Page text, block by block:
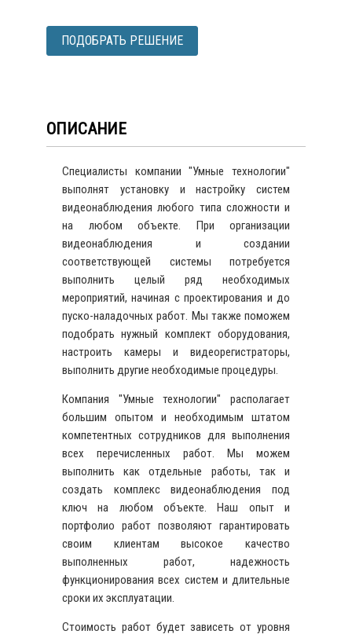
ПОДОБРАТЬ РЕШЕНИЕ
ОПИСАНИЕ
Специалисты компании "Умные технологии"
выполнят установку и настройку систем
видеонаблюдения любого типа сложности и
на любом объекте. При организации
видеонаблюдения и создании
соответствующей системы потребуется
выполнить целый ряд необходимых
мероприятий, начиная с проектирования и до
пуско-наладочных работ. Мы также поможем
подобрать нужный комплект оборудования,
настроить камеры и видеорегистраторы,
выполнить другие необходимые процедуры.
Компания "Умные технологии" располагает
большим опытом и необходимым штатом
компетентных сотрудников для выполнения
всех перечисленных работ. Мы можем
выполнить как отдельные работы, так и
создать комплекс видеонаблюдения под
ключ на любом объекте. Наш опыт и
портфолио работ позволяют гарантировать
своим клиентам высокое качество
выполненных работ, надежность
функционирования всех систем и длительные
сроки их эксплуатации.
Стоимость работ будет зависеть от уровня